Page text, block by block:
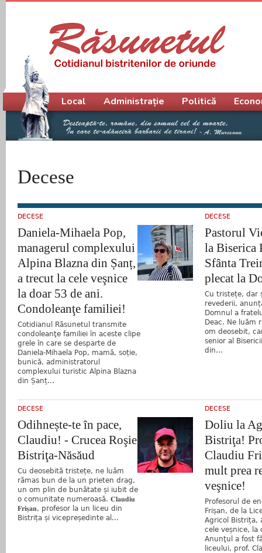
Decese
DECESE
Daniela-Mihaela Pop,
managerul complexului
Alpina Blazna din Șanț,
a trecut la cele veşnice
la doar 53 de ani.
Condoleanţe familiei!
Cotidianul Răsunetul transmite
condoleanţe familiei în aceste clipe
grele în care se desparte de
Daniela-Mihaela Pop, mamă, soție,
bunică, administratorul
complexului turistic Alpina Blazna
din Șanț...
DECESE
Pastorul
la Biserica
Sfânta
plecat la
Cu tristețe, dar
revederii,
Domnul a
Deac. Ne luăm
om deosebit,
senior al
din...
DECESE
Odihnește-te în pace,
Claudiu! - Crucea Roşie
Bistriţa-Năsăud
Cu deosebită tristețe, ne luăm
rămas bun de la un prieten drag,
un om plin de bunătate și iubit de
o comunitate numeroasă. 𝐂𝐥𝐚𝐮𝐝𝐢𝐮
𝐅𝐫𝐢𝐬̦𝐚𝐧, profesor la un liceu din
Bistrița și vicepreședinte al...
DECESE
Doliu la
Bistriţa!
Claudiu
mult prea
veşnice!
Profesorul de
Frișan, de la
Agricol Bistrița,
cele veșnice, la
Anunţul a fost
liceului, prof.
Meniu principal
Local Administrație Politică